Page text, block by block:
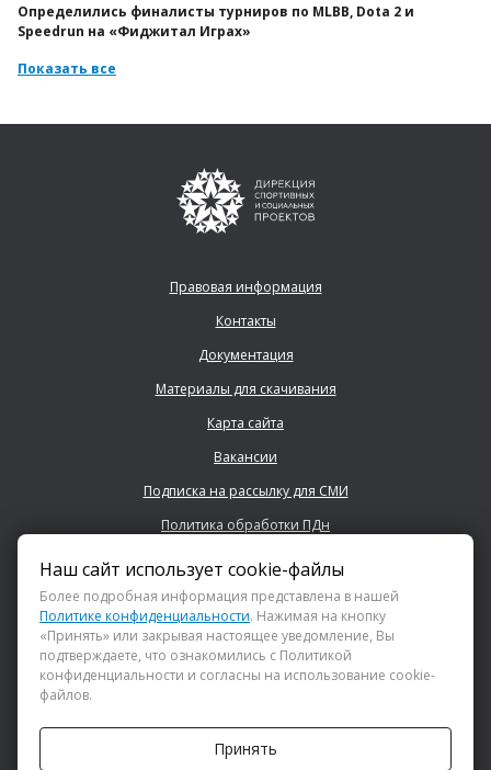
Определились финалисты турниров по MLBB, Dota 2 и
Speedrun на «Фиджитал Играх»
Показать все
АНО «ДИРЕКЦИЯ СПОРТИВНЫХ И СОЦИАЛЬНЫХ ПРОЕКТОВ»
Правовая информация
Контакты
Документация
Материалы для скачивания
Карта сайта
Вакансии
Подписка на рассылку для СМИ
Политика обработки ПДн
+7 (843) 222 0700
info@dsspkazan.ru
Наш сайт использует cookie-файлы
Более подробная информация представлена в нашей
Политике конфиденциальности. Нажимая на кнопку
«Принять» или закрывая настоящее уведомление, Вы
подтверждаете, что ознакомились с Политикой
конфиденциальности и согласны на использование cookie-
файлов.
Принять